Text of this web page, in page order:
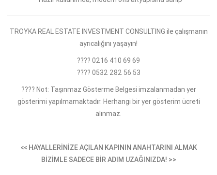
TROYKA REAL ESTATE INVESTMENT CONSULTING ile çalışmanın
ayrıcalığını yaşayın!
???? 0216 410 69 69
???? 0532 282 56 53
???? Not: Taşınmaz Gösterme Belgesi imzalanmadan yer
gösterimi yapılmamaktadır. Herhangi bir yer gösterim ücreti
alınmaz.
<< HAYALLERİNİZE AÇILAN KAPININ ANAHTARINI ALMAK
BİZİMLE SADECE BİR ADIM UZAĞINIZDA! >>